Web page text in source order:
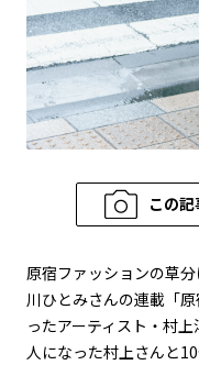
この記
原宿ファッションの草
川ひとみさんの連載「
ったアーティスト・村
人になった村上さんと